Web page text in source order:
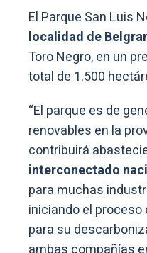
El Parque San Luis
localidad de
Toro Negro, en un
total de 1.500
“El parque es de
renovables en la
contribuirá
interconectado
para muchas
iniciando el
para su